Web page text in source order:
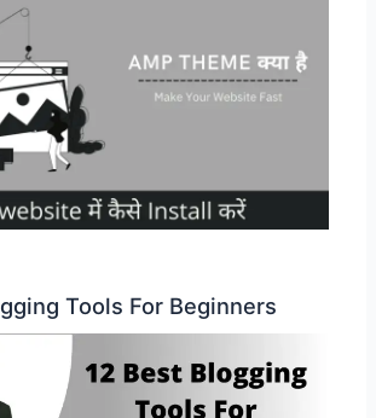
Tools For Beginners